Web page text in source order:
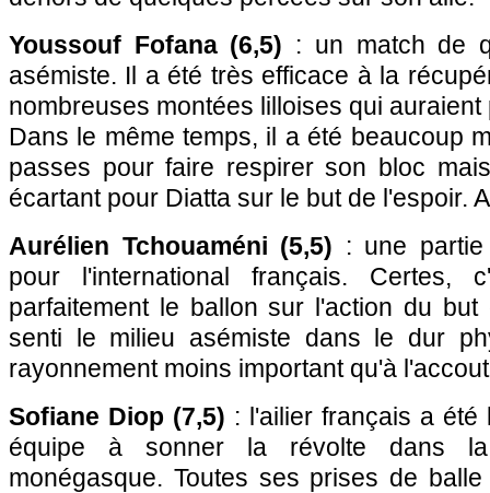
Youssouf Fofana (6,5) : un match de
asémiste. Il a été très efficace à la
nombreuses montées lilloises qui
Dans le même temps, il a été beaucoup
passes pour faire respirer son bloc
écartant pour Diatta sur le but de l'espoir.
Aurélien Tchouaméni (5,5) : une
pour l'international français. Certes,
parfaitement le ballon sur l'action du
senti le milieu asémiste dans le dur
rayonnement moins important qu'à
Sofiane Diop (7,5) : l'ailier français a
équipe à sonner la révolte dans la
monégasque. Toutes ses prises de